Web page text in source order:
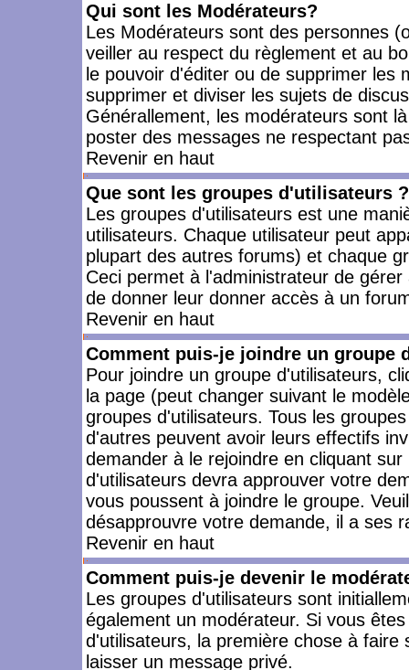
Qui sont les Modérateurs?
Les Modérateurs sont des personnes
veiller au respect du règlement et au
le pouvoir d'éditer ou de supprimer les
supprimer et diviser les sujets de
Générallement, les modérateurs sont
poster des messages ne respectant
Revenir en haut
Que sont les groupes d'utilisateurs ?
Les groupes d'utilisateurs est une
utilisateurs. Chaque utilisateur peut
plupart des autres forums) et chaque
Ceci permet à l'administrateur de
de donner leur donner accès à un
Revenir en haut
Comment puis-je joindre un groupe
Pour joindre un groupe d'utilisateurs,
la page (peut changer suivant le
groupes d'utilisateurs. Tous les
d'autres peuvent avoir leurs effectifs
demander à le rejoindre en cliquant
d'utilisateurs devra approuver votre
vous poussent à joindre le groupe.
désapprouvre votre demande, il a ses
Revenir en haut
Comment puis-je devenir le
Les groupes d'utilisateurs sont
également un modérateur. Si vous
d'utilisateurs, la première chose à
laisser un message privé.